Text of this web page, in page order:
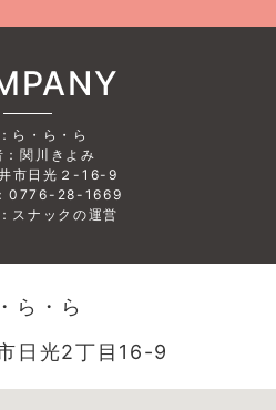
ら・ら・ら
：関川きよみ
市日光２-16-9
0776-28-1669
スナックの運営
ら・ら
日光2丁目16-9